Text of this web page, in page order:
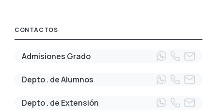
CONTACTOS
Admisiones Grado
Depto . de Alumnos
Depto . de Extensión